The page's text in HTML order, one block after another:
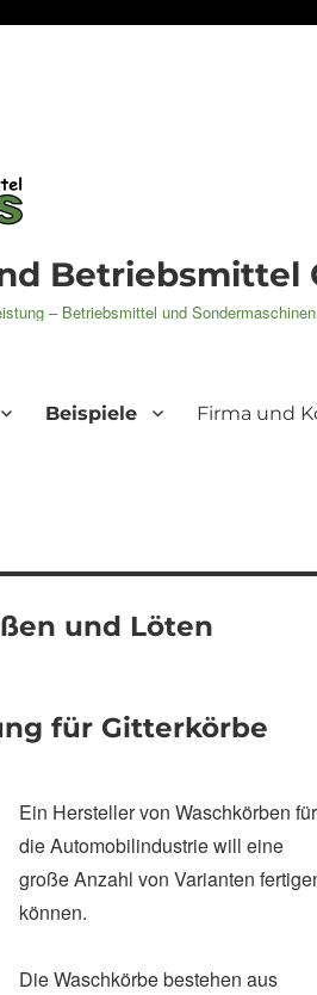
Betriebsmittel
– Betriebsmittel und Sondermaschinen
Beispiele Firma und
und Löten
für Gitterkörbe
Ein Hersteller von Waschkörben für
die Automobilindustrie will eine
große Anzahl von Varianten
können.
Die Waschkörbe bestehen aus